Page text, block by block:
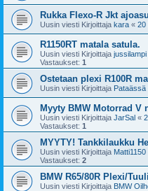
Rukka Flexo-R Jkt ajoasu
Uusin viesti Kirjoittaja kara « 20
R1150RT matala satula.
Uusin viesti Kirjoittaja jussilampi
Vastaukset: 1
Ostetaan plexi R100R
Uusin viesti Kirjoittaja Pataässä
Myyty BMW Motorrad V
Uusin viesti Kirjoittaja JarSal «
Vastaukset: 1
MYYTY! Tankkilaukku
Uusin viesti Kirjoittaja Matti1150
Vastaukset: 2
BMW R65/80R Plexi/
Uusin viesti Kirjoittaja BMW